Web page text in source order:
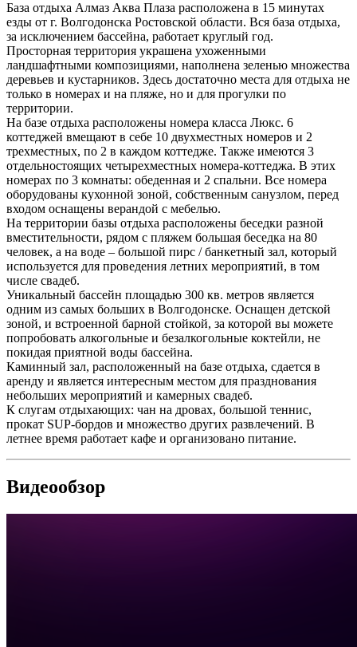
База отдыха Алмаз Аква Плаза расположена в 15 минутах
езды от г. Волгодонска Ростовской области. Вся база отдыха,
за исключением бассейна, работает круглый год.
Просторная территория украшена ухоженными
ландшафтными композициями, наполнена зеленью множества
деревьев и кустарников. Здесь достаточно места для отдыха не
только в номерах и на пляже, но и для прогулки по
территории.
На базе отдыха расположены номера класса Люкс. 6
коттеджей вмещают в себе 10 двухместных номеров и 2
трехместных, по 2 в каждом коттедже. Также имеются 3
отдельностоящих четырехместных номера-коттеджа. В этих
номерах по 3 комнаты: обеденная и 2 спальни. Все номера
оборудованы кухонной зоной, собственным санузлом, перед
входом оснащены верандой с мебелью.
На территории базы отдыха расположены беседки разной
вместительности, рядом с пляжем большая беседка на 80
человек, а на воде – большой пирс / банкетный зал, который
используется для проведения летних мероприятий, в том
числе свадеб.
Уникальный бассейн площадью 300 кв. метров является
одним из самых больших в Волгодонске. Оснащен детской
зоной, и встроенной барной стойкой, за которой вы можете
попробовать алкогольные и безалкогольные коктейли, не
покидая приятной воды бассейна.
Каминный зал, расположенный на базе отдыха, сдается в
аренду и является интересным местом для празднования
небольших мероприятий и камерных свадеб.
К слугам отдыхающих: чан на дровах, большой теннис,
прокат SUP-бордов и множество других развлечений. В
летнее время работает кафе и организовано питание.
Видеообзор